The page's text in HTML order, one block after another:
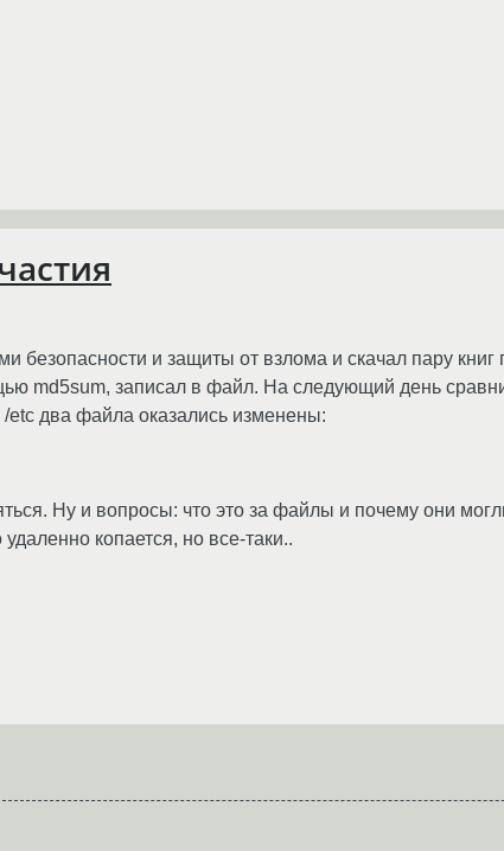
безопасности и защиты от взлома и скачал пару книг
md5sum, записал в файл. На следующий день
etc два файла оказались изменены:
Ну и вопросы: что это за файлы и почему они
копается, но все-таки..